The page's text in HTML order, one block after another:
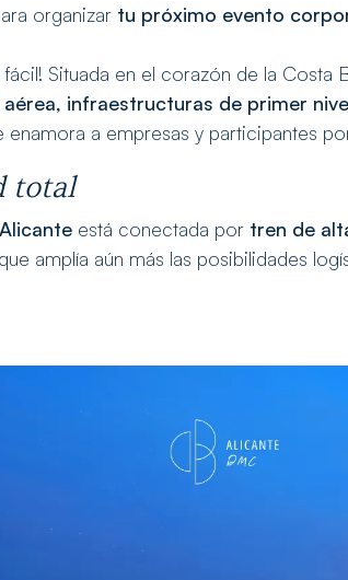
organizar tu próximo evento
Situada en el corazón de la Costa
infraestructuras de primer
enamora a empresas y participantes
total
Alicante está conectada por tren de
amplía aún más las posibilidades